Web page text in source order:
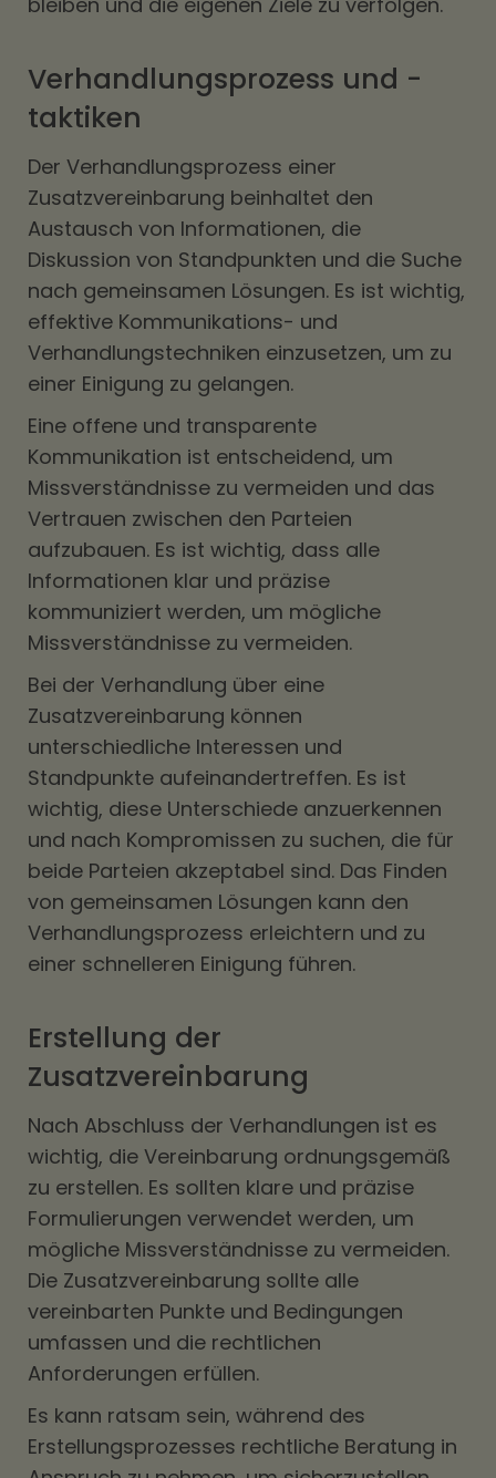
Verhandlungsprozess und -
taktiken
Der Verhandlungsprozess einer
Zusatzvereinbarung beinhaltet den
Austausch von Informationen, die
Diskussion von Standpunkten und die Suche
nach gemeinsamen Lösungen. Es ist wichtig,
effektive Kommunikations- und
Verhandlungstechniken einzusetzen, um zu
einer Einigung zu gelangen.
Eine offene und transparente
Kommunikation ist entscheidend, um
Missverständnisse zu vermeiden und das
Vertrauen zwischen den Parteien
aufzubauen. Es ist wichtig, dass alle
Informationen klar und präzise
kommuniziert werden, um mögliche
Missverständnisse zu vermeiden.
Bei der Verhandlung über eine
Zusatzvereinbarung können
unterschiedliche Interessen und
Standpunkte aufeinandertreffen. Es ist
wichtig, diese Unterschiede anzuerkennen
und nach Kompromissen zu suchen, die für
beide Parteien akzeptabel sind. Das Finden
von gemeinsamen Lösungen kann den
Verhandlungsprozess erleichtern und zu
einer schnelleren Einigung führen.
Erstellung der
Zusatzvereinbarung
Nach Abschluss der Verhandlungen ist es
wichtig, die Vereinbarung ordnungsgemäß
zu erstellen. Es sollten klare und präzise
Formulierungen verwendet werden, um
mögliche Missverständnisse zu vermeiden.
Die Zusatzvereinbarung sollte alle
vereinbarten Punkte und Bedingungen
umfassen und die rechtlichen
Anforderungen erfüllen.
Es kann ratsam sein, während des
Erstellungsprozesses rechtliche Beratung in